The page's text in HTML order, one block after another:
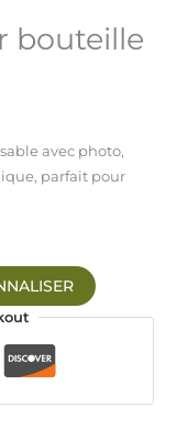
bouteille
avec photo,
parfait pour